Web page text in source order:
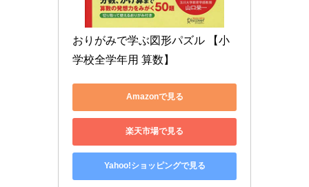
おりがみで学ぶ図形パズル 【小
学校全学年用 算数】
Amazonで見る
楽天市場で見る
Yahoo!ショッピングで見る